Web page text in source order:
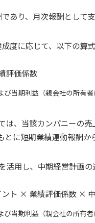
あり、月次報酬として支
度に応じて、以下の算
評価係数
当期利益（親会社の所有
、当該カンパニーの
に短期業績連動報酬か
用し、中期経営計画
ント × 業績評価係数 ×
当期利益（親会社の所有